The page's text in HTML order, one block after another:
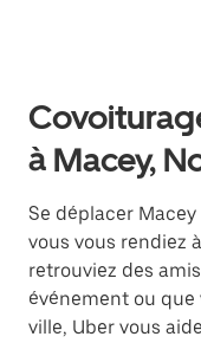
à Macey,
Se déplacer
vous vous rendiez
retrouviez des
événement ou
ville, Uber vous